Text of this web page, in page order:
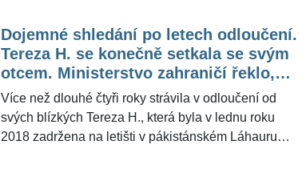
do vlasti. Nyní je ale vše jinak. Do případu se opět
vložili místní celníci, kteří rozhodnutí soudu napadli.
Mladé ženě tak bylo opakovaně zakázáno vycestovat.
české občanky se k případu nevyjadřujeme.
Děkujeme za pochopení," zní z ministerstva zahraničí.
O tom, co to může znamenat, promluvil pro
Dojemné shledání po letech odloučení.
Tereza H. se konečně setkala se svým
otcem. Ministerstvo zahraničí řeklo,
jakou pomoc jí aktuálně zajišťuje
Více než dlouhé čtyři roky strávila v odloučení od
svých blízkých Tereza H., která byla v lednu roku
2018 zadržena na letišti v pákistánském Láhauru